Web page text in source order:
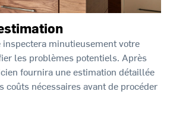
minutieusement votre
les problèmes potentiels. Après
fournira une estimation détaillée
coûts nécessaires avant de procéder